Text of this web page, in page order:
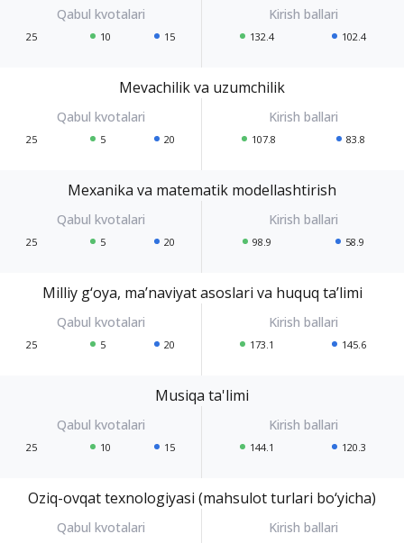
25 10 15 132.4 102.4
Mevachilik va uzumchilik
25 5 20 107.8 83.8
Mexanika va matematik modellashtirish
25 5 20 98.9 58.9
Milliy g‘oya, ma’naviyat asoslari va huquq ta’limi
25 5 20 173.1 145.6
Musiqa ta'limi
25 10 15 144.1 120.3
Oziq-ovqat texnologiyasi (mahsulot turlari bo‘yicha)